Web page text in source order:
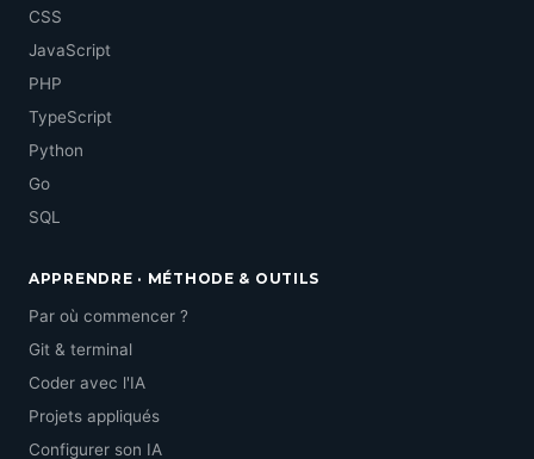
CSS
JavaScript
PHP
TypeScript
Python
Go
SQL
APPRENDRE · MÉTHODE & OUTILS
Par où commencer ?
Git & terminal
Coder avec l'IA
Projets appliqués
Configurer son IA